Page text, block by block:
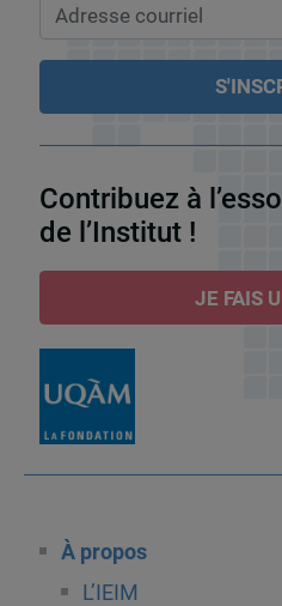
Contribuez à
de l’Institut !
JE FAIS
À propos
L’IEIM